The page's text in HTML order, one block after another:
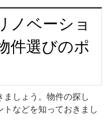
ノベーショ
件選びのポ
ましょう。物件の探し
などを知っておきまし